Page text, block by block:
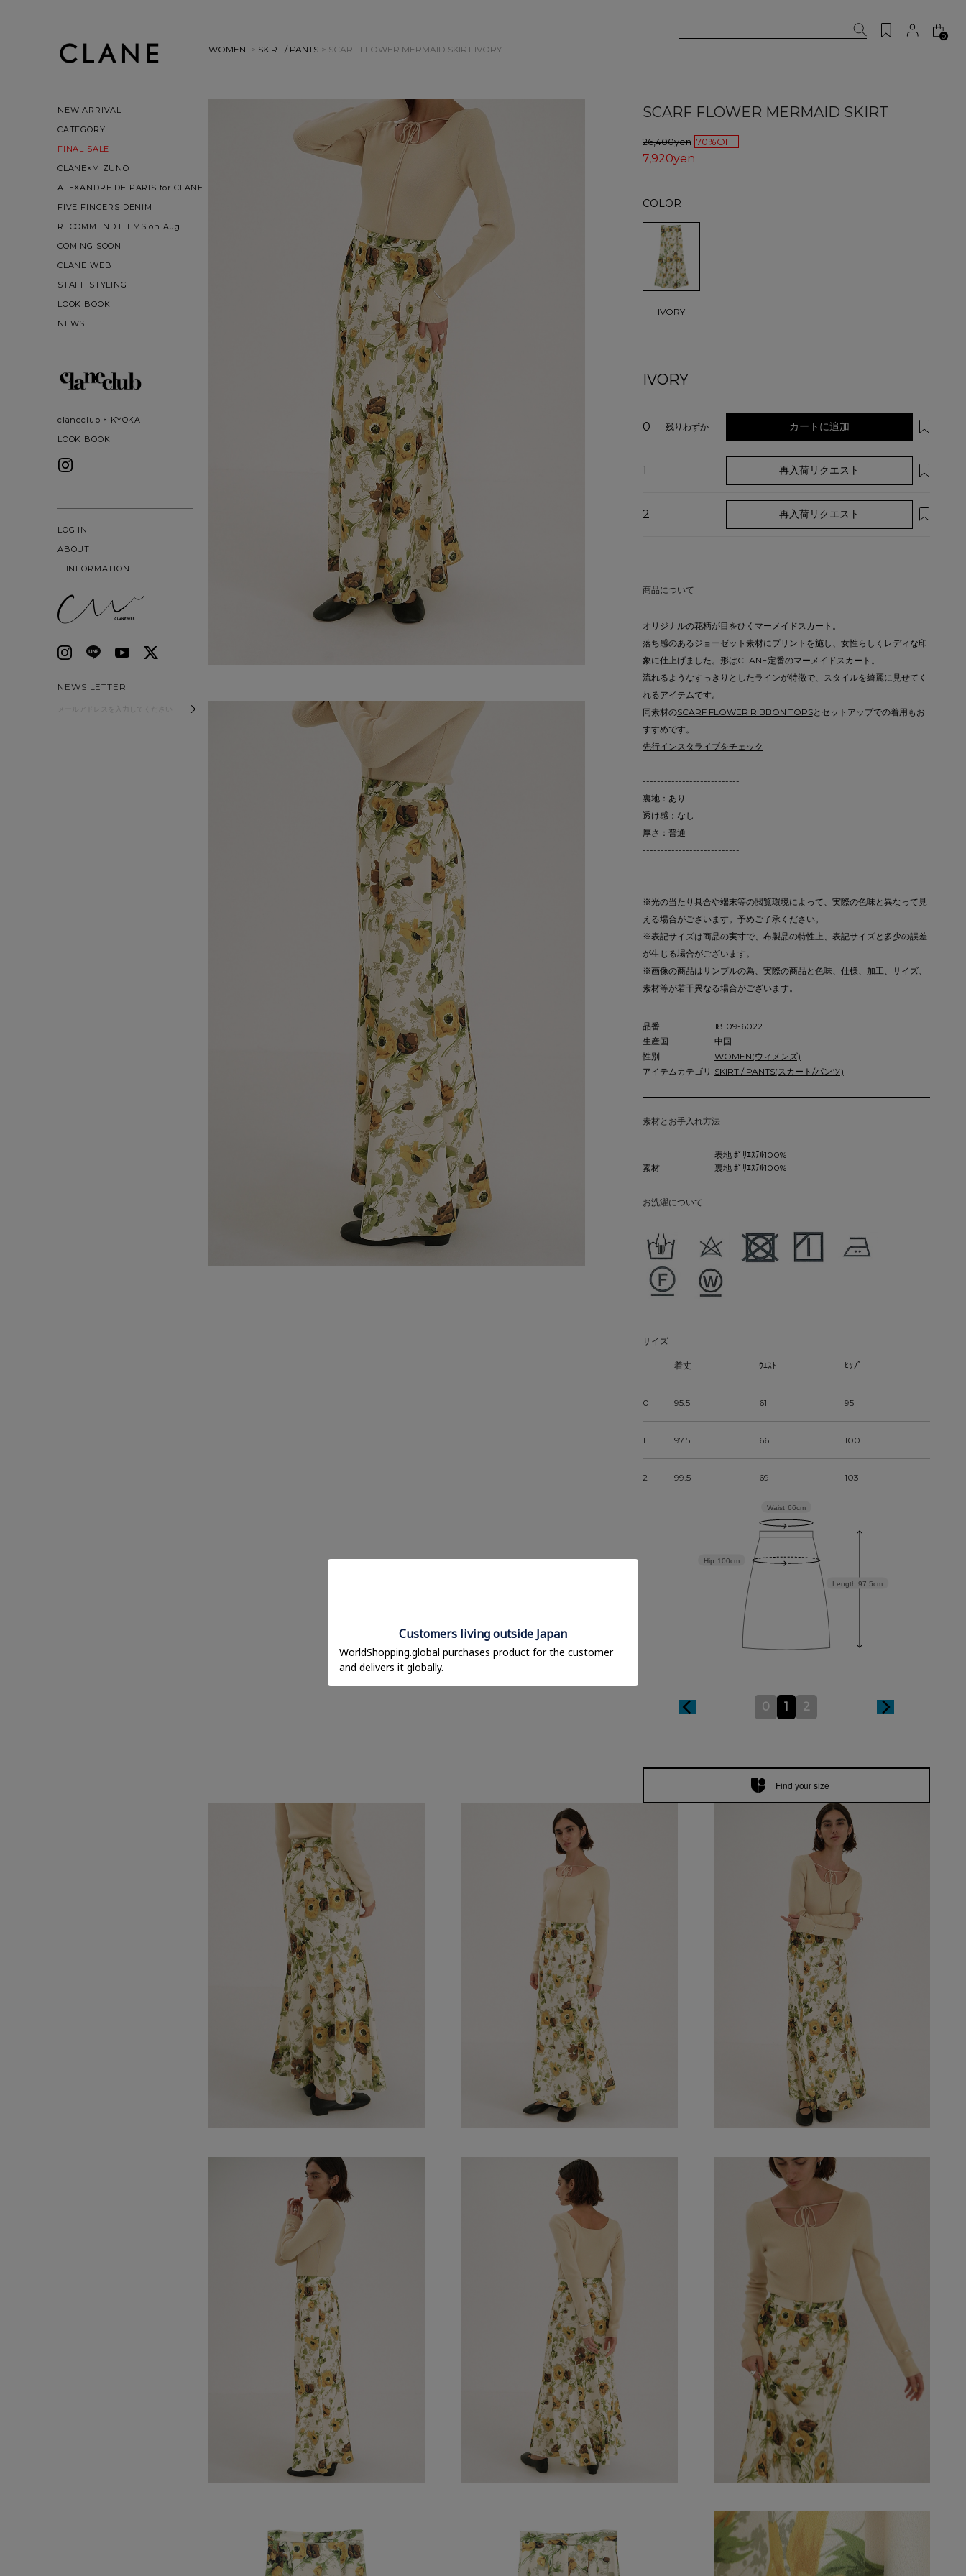
NEW ARRIVAL
CATEGORY
FINAL SALE
CLANE×MIZUNO
ALEXANDRE DE PARIS for CLANE
FIVE FINGERS DENIM
RECOMMEND ITEMS on Aug
COMING SOON
CLANE WEB
STAFF STYLING
LOOK BOOK
NEWS
claneclub × KYOKA
LOOK BOOK
LOG IN
ABOUT
+ INFORMATION
NEWS LETTER
0
WOMEN > SKIRT / PANTS > SCARF FLOWER MERMAID SKIRT IVORY
SCARF FLOWER MERMAID SKIRT
26,400yen 70%OFF
7,920yen
COLOR
IVORY
IVORY
0 残りわずか カートに追加
1 再入荷リクエスト
2 再入荷リクエスト
商品について
オリジナルの花柄が目をひくマーメイドスカート。
落ち感のあるジョーゼット素材にプリントを施し、女性らしくレディな印
象に仕上げました。形はCLANE定番のマーメイドスカート。
流れるようなすっきりとしたラインが特徴で、スタイルを綺麗に見せてく
れるアイテムです。
同素材のSCARF FLOWER RIBBON TOPSとセットアップでの着用もお
すすめです。
先行インスタライブをチェック
---------------------------
裏地：あり
透け感：なし
厚さ：普通
---------------------------
※光の当たり具合や端末等の閲覧環境によって、実際の色味と異なって見
える場合がございます。予めご了承ください。
※表記サイズは商品の実寸で、布製品の特性上、表記サイズと多少の誤差
が生じる場合がございます。
※画像の商品はサンプルの為、実際の商品と色味、仕様、加工、サイズ、
素材等が若干異なる場合がございます。
品番
18109-6022
生産国
中国
性別
WOMEN(ウィメンズ)
アイテムカテゴリ SKIRT / PANTS(スカート/パンツ)
素材とお手入れ方法
素材
表地 ﾎﾟﾘｴｽﾃﾙ100%
裏地 ﾎﾟﾘｴｽﾃﾙ100%
お洗濯について
サイズ
着丈 ｳｴｽﾄ ﾋｯﾌﾟ
0 95.5 61 95
1 97.5 66 100
2 99.5 69 103
Length 97.5cm
Hip 100cm
Waist 66cm
0 1 2
Find your size